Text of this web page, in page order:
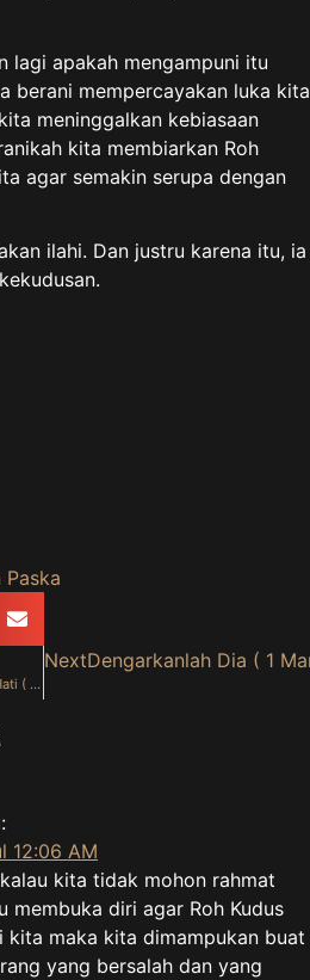
lagi apakah mengampuni itu
berani mempercayakan luka kita
meninggalkan kebiasaan
kita membiarkan Roh
agar semakin serupa dengan
ilahi. Dan justru karena itu, ia
Pertobatan yang Mengubah Hati ( 27 Februari 2026 )
NextDengarkanlah Dia ( 1
12:06 AM
kita tidak mohon rahmat
membuka diri agar Roh Kudus
kita maka kita dimampukan buat
yang bersalah dan yang